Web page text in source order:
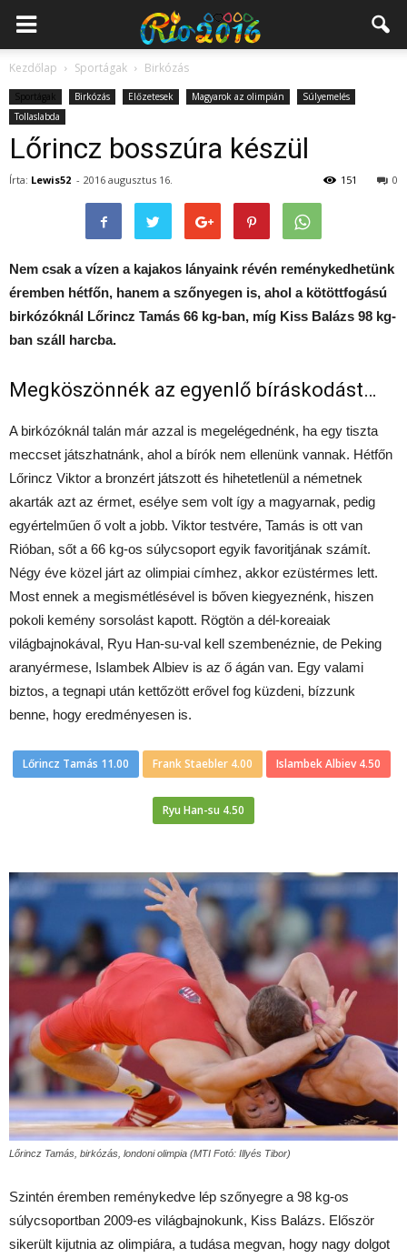
Kezdőlap Sportágak Birkózás
Sportágak Birkózás Előzetesek Magyarok az olimpián
Súlyemelés
Tollaslabda
Lőrincz bosszúra készül
Írta: Lewis52 - 2016 augusztus 16. 0
151
Nem csak a vízen a kajakos lányaink révén reménykedhetünk
éremben hétfőn, hanem a szőnyegen is, ahol a kötöttfogású
birkózóknál Lőrincz Tamás 66 kg-ban, míg Kiss Balázs 98 kg-
ban száll harcba.
Megköszönnék az egyenlő bíráskodást…
A birkózóknál talán már azzal is megelégednénk, ha egy tiszta
meccset játszhatnánk, ahol a bírók nem ellenünk vannak. Hétfőn
Lőrincz Viktor a bronzért játszott és hihetetlenül a németnek
akarták azt az érmet, esélye sem volt így a magyarnak, pedig
egyértelműen ő volt a jobb. Viktor testvére, Tamás is ott van
Rióban, sőt a 66 kg-os súlycsoport egyik favoritjának számít.
Négy éve közel járt az olimpiai címhez, akkor ezüstérmes lett.
Most ennek a megismétlésével is bőven kiegyeznénk, hiszen
pokoli kemény sorsolást kapott. Rögtön a dél-koreaiak
világbajnokával, Ryu Han-su-val kell szembenéznie, de Peking
aranyérmese, Islambek Albiev is az ő ágán van. Egy valami
biztos, a tegnapi után kettőzött erővel fog küzdeni, bízzunk
benne, hogy eredményesen is.
Lőrincz Tamás 11.00 Frank Staebler 4.00 Islambek Albiev 4.50
Ryu Han-su 4.50
Lőrincz Tamás, birkózás, londoni olimpia (MTI Fotó: Illyés Tibor)
Szintén éremben reménykedve lép szőnyegre a 98 kg-os
súlycsoportban 2009-es világbajnokunk, Kiss Balázs. Először
sikerült kijutnia az olimpiára, a tudása megvan, hogy nagy dolgot